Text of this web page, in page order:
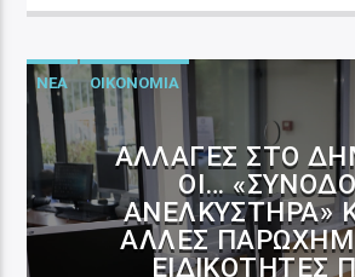
ΝΕΑ ΟΙΚΟΝΟΜΙΑ
ΑΛΛΑΓΈΣ ΣΤΟ
ΟΙ…
ΑΝΕΛΚΥΣΤΉΡΑ»
ΆΛΛΕΣ
ΕΙΔΙΚΌΤΗΤΕΣ